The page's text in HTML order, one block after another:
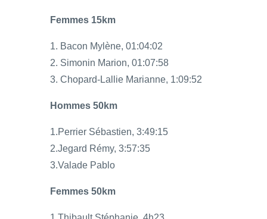
Femmes 15km
1. Bacon Mylène, 01:04:02
2. Simonin Marion, 01:07:58
3. Chopard-Lallie Marianne, 1:09:52
Hommes 50km
1.Perrier Sébastien, 3:49:15
2.Jegard Rémy, 3:57:35
3.Valade Pablo
Femmes 50km